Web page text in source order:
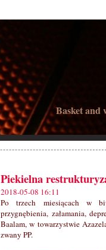
Basket and
Piekielna
2018-05-08 16:11
Po trzech miesiącach w
przygnębienia, załamania,
Baalam, w towarzystwie
zwany PP.